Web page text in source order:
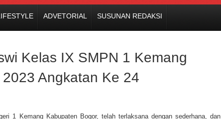
ADVETORIAL SUSUNAN REDAKSI
Kelas IX SMPN 1 Kemang
Angkatan Ke 24
1 Kemang Kabupaten Bogor, telah terlaksana dengan sederhana, dan